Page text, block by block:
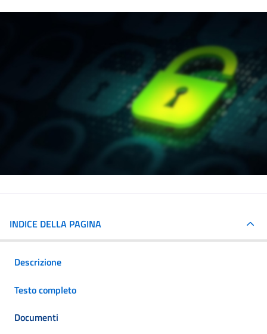
INDICE DELLA PAGINA
Descrizione
Testo completo
Documenti